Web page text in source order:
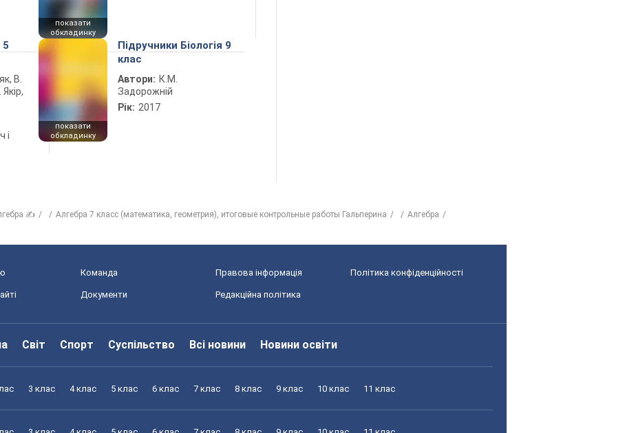
показати
обкладинку
В.
і
показати
обкладинку
Підручники Біологія 9
клас
Автори: К.М.
Задорожній
Рік: 2017
✍ Алгебра 7 класс (математика, геометрия), итоговые контрольные работы Гальперина
Алгебра
Команда Правова інформація Політика конфіденційності
Документи Редакційна політика
Світ Спорт Суспільство Всі новини Новини освіти
3 клас 4 клас 5 клас 6 клас 7 клас 8 клас 9 клас 10 клас 11 клас